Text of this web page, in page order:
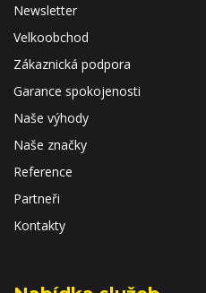
Newsletter
Velkoobchod
Zákaznická podpora
Garance spokojenosti
Naše výhody
Naše značky
Reference
Partneři
Kontakty